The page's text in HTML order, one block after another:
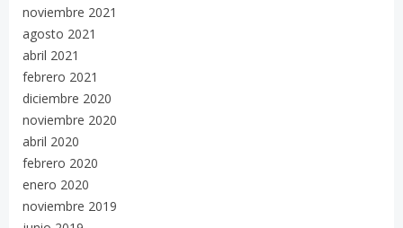
noviembre 2021
agosto 2021
abril 2021
febrero 2021
diciembre 2020
noviembre 2020
abril 2020
febrero 2020
enero 2020
noviembre 2019